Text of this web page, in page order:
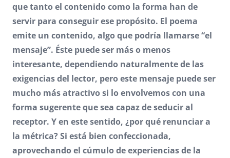
que tanto el contenido como la forma han de
servir para conseguir ese propósito. El poema
emite un contenido, algo que podría llamarse “el
mensaje”. Éste puede ser más o menos
interesante, dependiendo naturalmente de las
exigencias del lector, pero este mensaje puede ser
mucho más atractivo si lo envolvemos con una
forma sugerente que sea capaz de seducir al
receptor. Y en este sentido, ¿por qué renunciar a
la métrica? Si está bien confeccionada,
aprovechando el cúmulo de experiencias de la